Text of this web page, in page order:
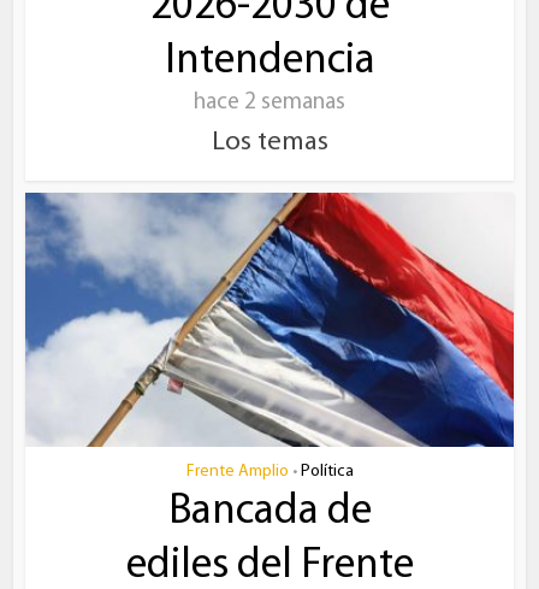
Intendencia
hace 2 semanas
Los temas
Frente Amplio • Política
Bancada de
ediles del Frente